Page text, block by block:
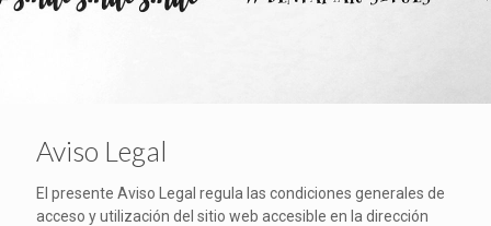
Aviso Legal
El presente Aviso Legal regula las condiciones generales de
acceso y utilización del sitio web accesible en la dirección